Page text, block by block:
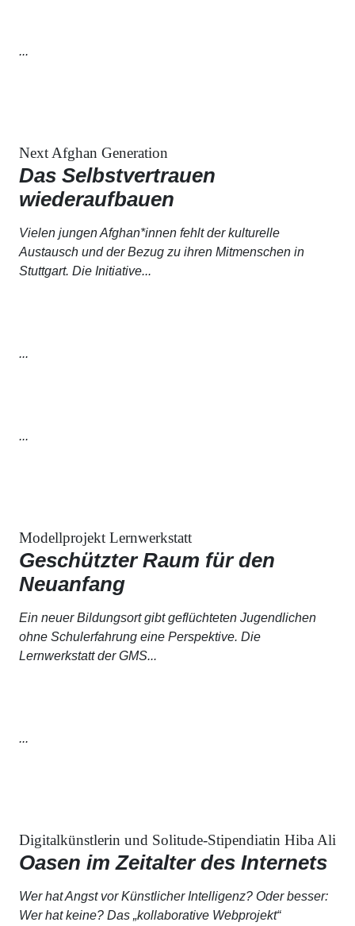
...
Next Afghan Generation
Das Selbstvertrauen
wiederaufbauen
Vielen jungen Afghan*innen fehlt der kulturelle
Austausch und der Bezug zu ihren Mitmenschen in
Stuttgart. Die Initiative...
...
...
Modellprojekt Lernwerkstatt
Geschützter Raum für den
Neuanfang
Ein neuer Bildungsort gibt geflüchteten Jugendlichen
ohne Schulerfahrung eine Perspektive. Die
Lernwerkstatt der GMS...
...
Digitalkünstlerin und Solitude-Stipendiatin Hiba Ali
Oasen im Zeitalter des Internets
Wer hat Angst vor Künstlicher Intelligenz? Oder besser:
Wer hat keine? Das „kollaborative Webprojekt“